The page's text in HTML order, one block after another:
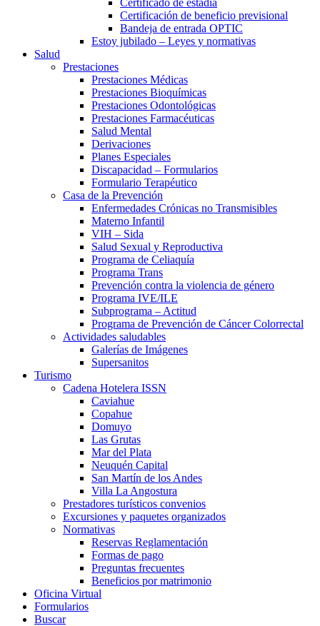
Certificado de estadía
Certificación de beneficio previsional
Bandeja de entrada OPTIC
Estoy jubilado – Leyes y normativas
Salud
Prestaciones
Prestaciones Médicas
Prestaciones Bioquímicas
Prestaciones Odontológicas
Prestaciones Farmacéuticas
Salud Mental
Derivaciones
Planes Especiales
Discapacidad – Formularios
Formulario Terapéutico
Casa de la Prevención
Enfermedades Crónicas no Transmisibles
Materno Infantil
VIH – Sida
Salud Sexual y Reproductiva
Programa de Celiaquía
Programa Trans
Prevención contra la violencia de género
Programa IVE/ILE
Subprograma – Actitud
Programa de Prevención de Cáncer Colorrectal
Actividades saludables
Galerías de Imágenes
Supersanitos
Turismo
Cadena Hotelera ISSN
Caviahue
Copahue
Domuyo
Las Grutas
Mar del Plata
Neuquén Capital
San Martín de los Andes
Villa La Angostura
Prestadores turísticos convenios
Excursiones y paquetes organizados
Normativas
Reservas Reglamentación
Formas de pago
Preguntas frecuentes
Beneficios por matrimonio
Oficina Virtual
Formularios
Buscar